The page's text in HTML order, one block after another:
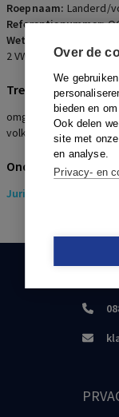
Over de
We
bieden en
Ook delen
site met
en analyse.
Privacy- en
Roepnaam: Landerd/
Referentienummer:
Wetsartikelen:
2 VWEU
8 EVRM
Trefwoorden
volksgezondheid,
Onderwerpen
Juridisch